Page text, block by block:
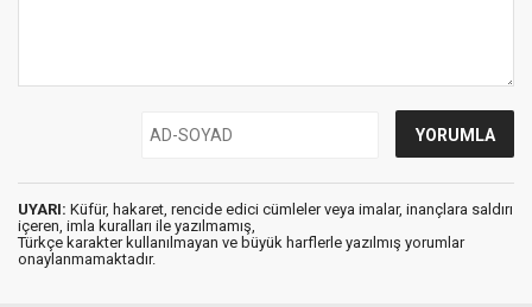
UYARI: Küfür, hakaret, rencide edici cümleler veya imalar, inançlara saldırı
içeren, imla kuralları ile yazılmamış,
Türkçe karakter kullanılmayan ve büyük harflerle yazılmış yorumlar
onaylanmamaktadır.